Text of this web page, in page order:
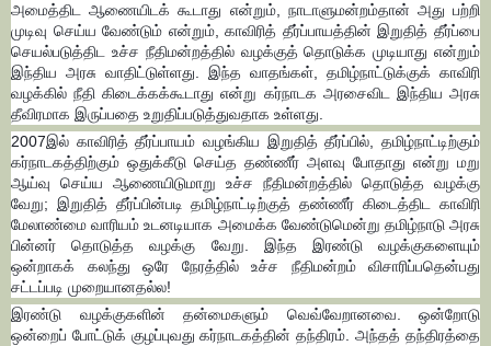
அமைத்திட ஆணையிடக் கூடாது என்றும், நாடாளுமன்றம்தான் அது பற்றி
முடிவு செய்ய வேண்டும் என்றும், காவிரித் தீர்ப்பாயத்தின் இறுதித் தீர்ப்பை
செயல்படுத்திட உச்ச நீதிமன்றத்தில் வழக்குத் தொடுக்க முடியாது என்றும்
இந்திய அரசு வாதிட்டுள்ளது. இந்த வாதங்கள், தமிழ்நாட்டுக்குக் காவிரி
வழக்கில் நீதி கிடைக்கக்கூடாது என்று கர்நாடக அரசைவிட இந்திய அரசு
தீவிரமாக இருப்பதை உறுதிப்படுத்துவதாக உள்ளது.
2007இல் காவிரித் தீர்ப்பாயம் வழங்கிய இறுதித் தீர்ப்பில், தமிழ்நாட்டிற்கும்
கர்நாடகத்திற்கும் ஒதுக்கீடு செய்த தண்ணீர் அளவு போதாது என்று மறு
ஆய்வு செய்ய ஆணையிடுமாறு உச்ச நீதிமன்றத்தில் தொடுத்த வழக்கு
வேறு; இறுதித் தீர்ப்பின்படி தமிழ்நாட்டிற்குத் தண்ணீர் கிடைத்திட காவிரி
மேலாண்மை வாரியம் உடனடியாக அமைக்க வேண்டுமென்று தமிழ்நாடு அரசு
பின்னர் தொடுத்த வழக்கு வேறு. இந்த இரண்டு வழக்குகளையும்
ஒன்றாகக் கலந்து ஒரே நேரத்தில் உச்ச நீதிமன்றம் விசாரிப்பதென்பது
சட்டப்படி முறையானதல்ல!
இரண்டு வழக்குகளின் தன்மைகளும் வெவ்வேறானவை. ஒன்றோடு
ஒன்றைப் போட்டுக் குழப்புவது கர்நாடகத்தின் தந்திரம். அந்தத் தந்திரத்தை